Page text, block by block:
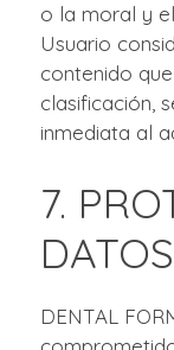
o la moral y
Usuario
contenido
clasificación,
inmediata al
7.
DENTAL